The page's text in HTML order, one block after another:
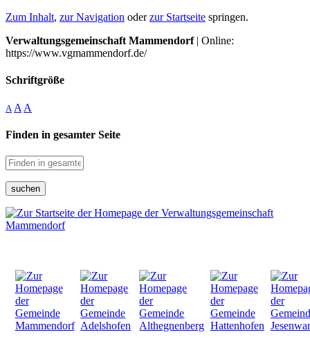
Zum Inhalt, zur Navigation oderzur Startseite springen.
Verwaltungsgemeinschaft Mammendorf| Online:
https://www.vgmammendorf.de/
Schriftgröße
A A A
Finden in gesamter Seite
suchen